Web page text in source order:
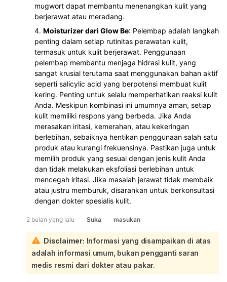
mugwort dapat membantu menenangkan kulit yang
berjerawat atau meradang.
Moisturizer dari Glow Be: Pelembap adalah langkah
penting dalam setiap rutinitas perawatan kulit,
termasuk untuk kulit berjerawat. Penggunaan
pelembap membantu menjaga hidrasi kulit, yang
sangat krusial terutama saat menggunakan bahan aktif
seperti salicylic acid yang berpotensi membuat kulit
kering. Penting untuk selalu memperhatikan reaksi kulit
Anda. Meskipun kombinasi ini umumnya aman, setiap
kulit memiliki respons yang berbeda. Jika Anda
merasakan iritasi, kemerahan, atau kekeringan
berlebihan, sebaiknya hentikan penggunaan salah satu
produk atau kurangi frekuensinya. Pastikan juga untuk
memilih produk yang sesuai dengan jenis kulit Anda
dan tidak melakukan eksfoliasi berlebihan untuk
mencegah iritasi. Jika masalah jerawat tidak membaik
atau justru memburuk, disarankan untuk berkonsultasi
dengan dokter spesialis kulit.
2 bulan yang lalu Suka masukan
Disclaimer: Informasi yang disampaikan di atas
adalah informasi umum, bukan pengganti saran
medis resmi dari dokter atau pakar.